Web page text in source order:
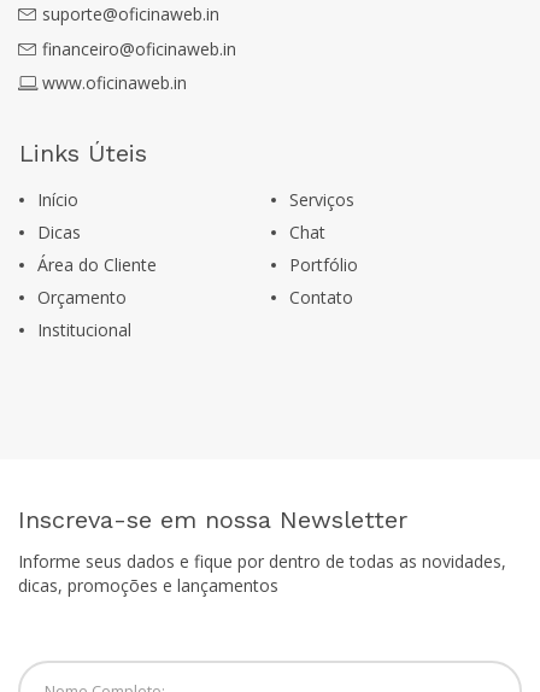
suporte@oficinaweb.in
financeiro@oficinaweb.in
www.oficinaweb.in
Links Úteis
Início
Serviços
Dicas
Chat
Área do Cliente
Portfólio
Orçamento
Contato
Institucional
Inscreva-se em nossa Newsletter
Informe seus dados e fique por dentro de todas as novidades,
dicas, promoções e lançamentos